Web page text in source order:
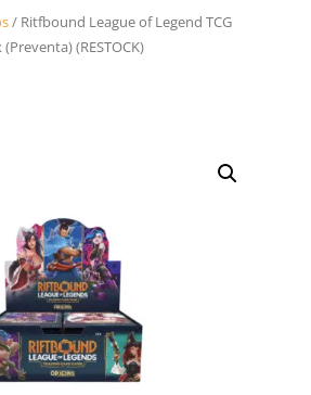
/ Ritfbound League of Legend TCG
(RESTOCK)